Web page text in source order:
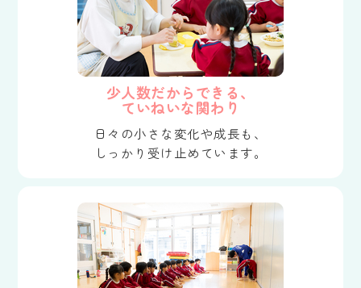
少人数だからできる、
ていねいな関わり
日々の小さな変化や成長も、
しっかり受け止めています。